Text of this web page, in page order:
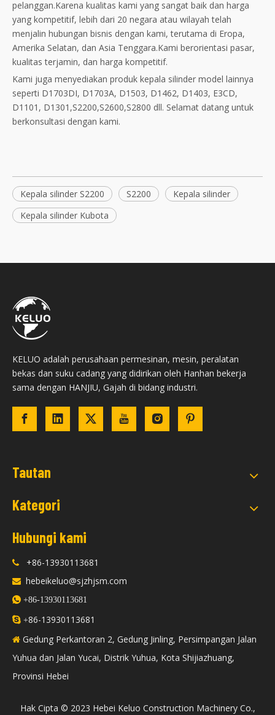
pelanggan.Karena kualitas kami yang sangat baik dan harga
yang kompetitif, lebih dari 20 negara atau wilayah telah
menjalin hubungan bisnis dengan kami, terutama di Eropa,
Amerika Selatan, dan Asia Tenggara.Kami berorientasi pasar,
kualitas terjamin, dan harga kompetitif.
Kami juga menyediakan produk kepala silinder model lainnya
seperti D1703DI, D1703A, D1503, D1462, D1403, E3CD,
D1101, D1301,S2200,S2600,S2800 dll. Selamat datang untuk
berkonsultasi dengan kami.
Kepala silinder S2200 S2200
Kepala silinder
Kepala silinder Kubota
KELUO adalah perusahaan permesinan, mesin, peralatan
bekas dan suku cadang yang didirikan oleh Hanhan bekerja
sama dengan HANJIU, Gajah di bidang industri.
Tautan
Kategori
Hubungi kami
 +86-13930113681
 hebeikeluo@sjzhjsm.com
 +86-13930113681
 +86-13930113681
 Gedung Perkantoran 2, Gedung Jinling, Persimpangan Jalan
Yuhua dan Jalan Yucai, Distrik Yuhua, Kota Shijiazhuang,
Provinsi Hebei
​Hak Cipta © 2023 Hebei Keluo Construction Machinery Co.,